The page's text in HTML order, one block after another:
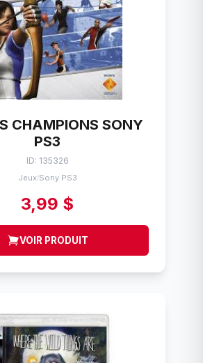
CHAMPIONS SONY
PS3
ID: 135326
Jeux/Sony PS3
3,99 $
VOIR PRODUIT